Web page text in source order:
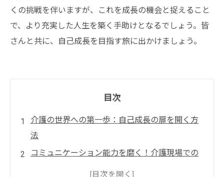
くの挑戦を伴いますが、これを成長の機会と捉えること
で、より充実した人生を築く手助けとなるでしょう。皆
さんと共に、自己成長を目指す旅に出かけましょう。
目次
介護の世界への第一歩：自己成長の扉を開く方
法
コミュニケーション能力を磨く！介護現場での